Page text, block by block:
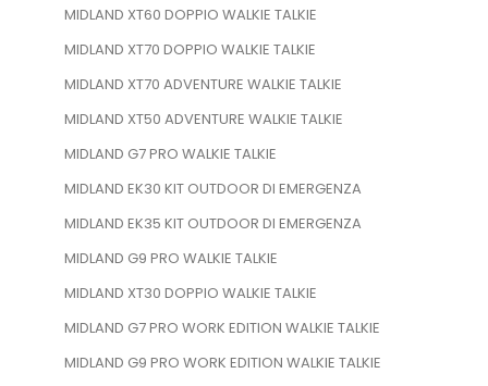
MIDLAND XT60 DOPPIO WALKIE TALKIE
MIDLAND XT70​ DOPPIO WALKIE TALKIE
MIDLAND XT70 ADVENTURE WALKIE TALKIE
MIDLAND XT50 ADVENTURE WALKIE TALKIE
MIDLAND G7 PRO WALKIE TALKIE
MIDLAND EK30 KIT OUTDOOR DI EMERGENZA
MIDLAND EK35 KIT OUTDOOR DI EMERGENZA
MIDLAND G9 PRO WALKIE TALKIE
MIDLAND XT30 DOPPIO WALKIE TALKIE
MIDLAND G7 PRO WORK EDITION WALKIE TALKIE
MIDLAND G9 PRO WORK EDITION WALKIE TALKIE